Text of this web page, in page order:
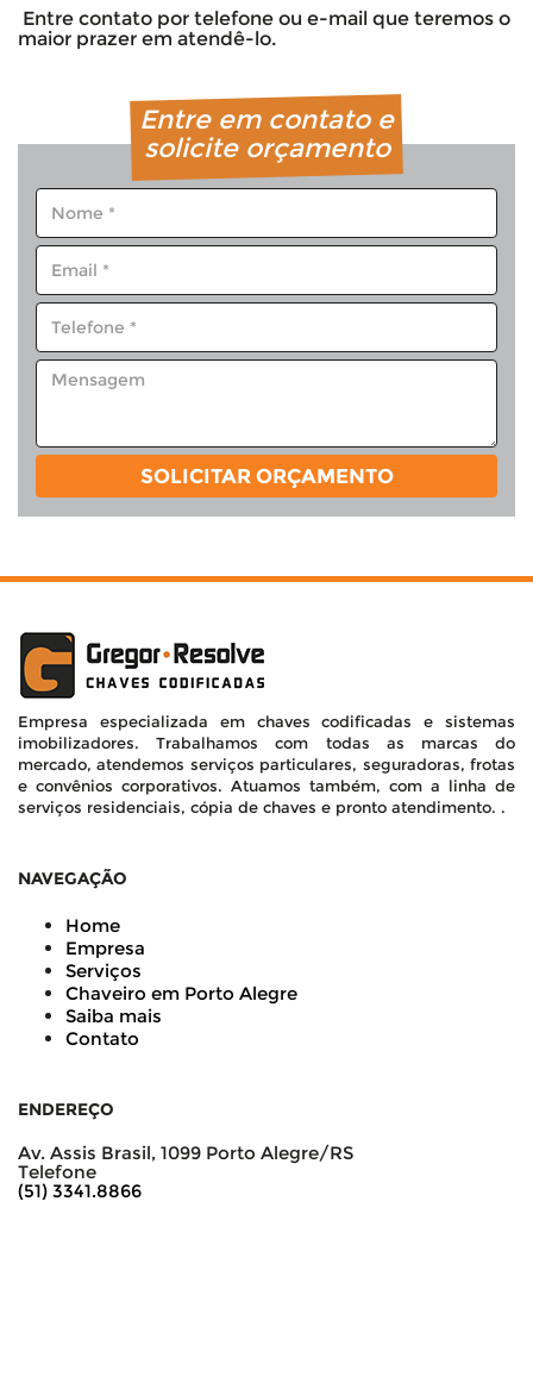
Entre contato por telefone ou e-mail que teremos o
maior prazer em atendê-lo.
Entre em contato e
solicite orçamento
SOLICITAR ORÇAMENTO
Empresa especializada em chaves codificadas e sistemas
imobilizadores. Trabalhamos com todas as marcas do
mercado, atendemos serviços particulares, seguradoras, frotas
e convênios corporativos. Atuamos também, com a linha de
serviços residenciais, cópia de chaves e pronto atendimento. .
NAVEGAÇÃO
Home
Empresa
Serviços
Chaveiro em Porto Alegre
Saiba mais
Contato
ENDEREÇO
Av. Assis Brasil, 1099 Porto Alegre/RS
Telefone
(51) 3341.8866